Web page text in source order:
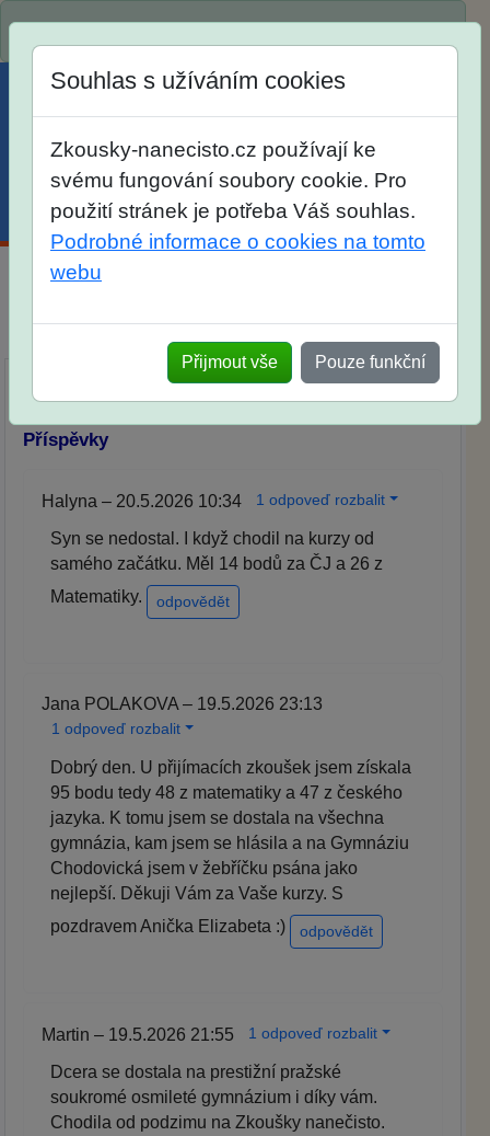
Menu Účet Košík
ohlasy po skutečných přijímacích zkouškách
Souhlas s užíváním cookies
Zkousky-nanecisto.cz používají ke
svému fungování soubory cookie. Pro
použití stránek je potřeba Váš souhlas.
Podrobné informace o cookies na tomto
webu
Přijmout vše Pouze funkční
Přidat příspěvek
Příspěvky
Halyna – 20.5.2026 10:34 1 odpoveď rozbalit
Syn se nedostal. I když chodil na kurzy od
samého začátku. Měl 14 bodů za ČJ a 26 z
Matematiky.
odpovědět
Jana POLAKOVA – 19.5.2026 23:13
1 odpoveď rozbalit
Dobrý den. U přijímacích zkoušek jsem získala
95 bodu tedy 48 z matematiky a 47 z českého
jazyka. K tomu jsem se dostala na všechna
gymnázia, kam jsem se hlásila a na Gymnáziu
Chodovická jsem v žebříčku psána jako
nejlepší. Děkuji Vám za Vaše kurzy. S
pozdravem Anička Elizabeta :)
odpovědět
Martin – 19.5.2026 21:55 1 odpoveď rozbalit
Dcera se dostala na prestižní pražské
soukromé osmileté gymnázium i díky vám.
Chodila od podzimu na Zkoušky nanečisto.